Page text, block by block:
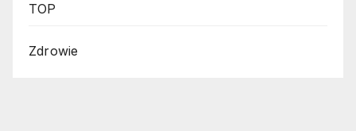
TOP
Zdrowie